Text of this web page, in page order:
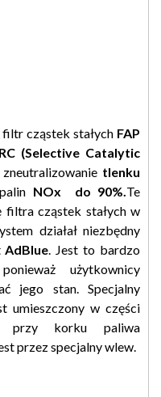
filtr cząstek stałych FAP
(Selective Catalytic
tlenku
NOx do 90%.Te
filtra cząstek stałych w
działał niezbędny
AdBlue. Jest to bardzo
użytkownicy
jego stan. Specjalny
umieszczony w części
przy korku paliwa
przez specjalny wlew.